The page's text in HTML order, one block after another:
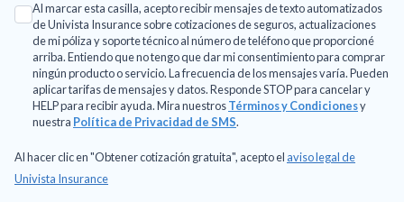
Al marcar esta casilla, acepto recibir mensajes de texto automatizados
de Univista Insurance sobre cotizaciones de seguros, actualizaciones
de mi póliza y soporte técnico al número de teléfono que proporcioné
arriba. Entiendo que no tengo que dar mi consentimiento para comprar
ningún producto o servicio. La frecuencia de los mensajes varía. Pueden
aplicar tarifas de mensajes y datos. Responde STOP para cancelar y
HELP para recibir ayuda. Mira nuestrosTérminos y Condicionesy
nuestra Política de Privacidad de SMS.
Al hacer clic en "Obtener cotización gratuita", acepto el aviso legal de
Univista Insurance